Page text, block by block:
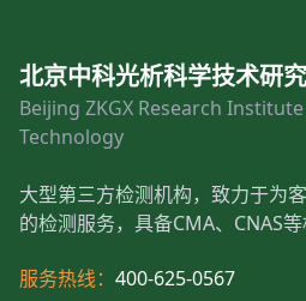
北京中科光析科学技术研
Beijing ZKGX Research
Technology
大型第三方检测机构，致力于为
的检测服务，具备CMA、CNAS等
服务热线： 400-625-0567